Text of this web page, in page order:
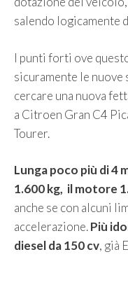
salendo logicamente
I punti forti ove
sicuramente le
cercare una nuova
a Citroen Gran C4
Tourer.
Lunga poco più di 4
1.600 kg, il motore
anche se con alcuni
accelerazione.Più
diesel da 150 cv, già